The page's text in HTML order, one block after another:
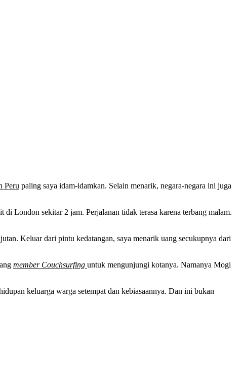
Peru paling saya idam-idamkan. Selain menarik, negara-negara ini juga
di London sekitar 2 jam. Perjalanan tidak terasa karena terbang malam.
Keluar dari pintu kedatangan, saya menarik uang secukupnya dari
member Couchsurfing untuk mengunjungi kotanya. Namanya Mogi
keluarga warga setempat dan kebiasaannya. Dan ini bukan